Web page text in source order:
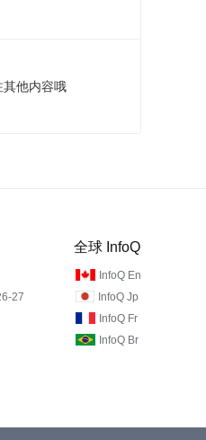
其他内容哦
27
全球 InfoQ
InfoQ En
InfoQ Jp
InfoQ Fr
InfoQ Br